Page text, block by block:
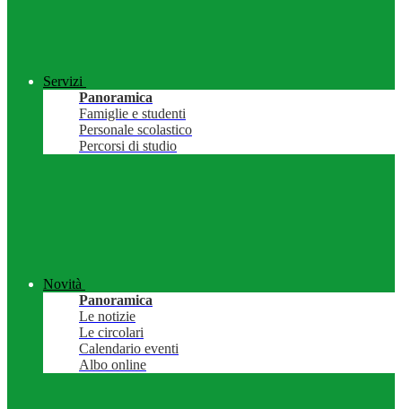
Servizi
Panoramica
Famiglie e studenti
Personale scolastico
Percorsi di studio
Novità
Panoramica
Le notizie
Le circolari
Calendario eventi
Albo online